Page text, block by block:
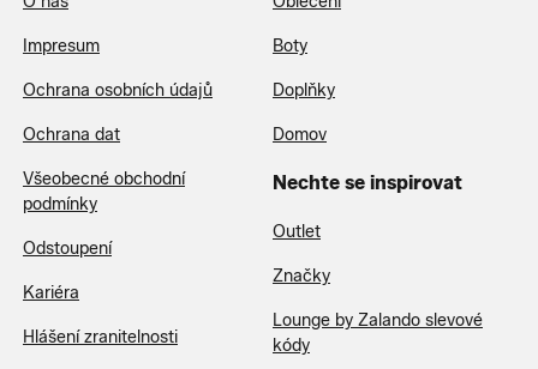
Impresum
Ochrana osobních údajů
Ochrana dat
Všeobecné obchodní
podmínky
Odstoupení
Kariéra
Hlášení zranitelnosti
Boty
Doplňky
Domov
Nechte se inspirovat
Outlet
Značky
Lounge by Zalando slevové
kódy